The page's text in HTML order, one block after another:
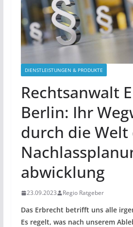
DIENSTLEISTUNGEN & PRODUKTE
Rechtsanwalt
Berlin: Ihr
durch die Welt
abwicklung
23.09.2023 Regio Ratgeber
Das Erbrecht betrifft uns alle
Es regelt, was nach unserem